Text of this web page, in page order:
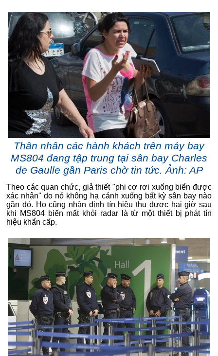
Thân nhân các hành khách trên máy bay
MS804 đang tập trung tại sân bay Charles
de Gaulle gần Paris chờ tin tức. Ảnh: AP
Theo các quan chức, giả thiết "phi cơ rơi xuống biển được
xác nhận" do nó không hạ cánh xuống bất kỳ sân bay nào
gần đó. Họ cũng nhận định tín hiệu thu được hai giờ sau
khi MS804 biến mất khỏi radar là từ một thiết bị phát tín
hiệu khẩn cấp.